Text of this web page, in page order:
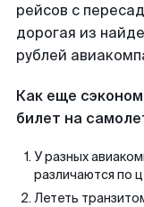
рейсов с
дорогая из
рублей
Как еще
билет на
У разных
различаются по
Лететь